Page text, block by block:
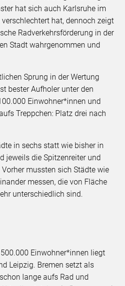
hat sich auch Karlsruhe im
hat, dennoch zeigt
Radverkehrsförderung in der
Stadt wahrgenommen und
Sprung in der Wertung
bester Aufholer unter den
Einwohner*innen und
Treppchen: Platz drei nach
in sechs statt wie bisher in
jeweils die Spitzenreiter und
mussten sich Städte wie
messen, die von Fläche
unterschiedlich sind.
Einwohner*innen liegt
Leipzig. Bremen setzt als
lange aufs Rad und